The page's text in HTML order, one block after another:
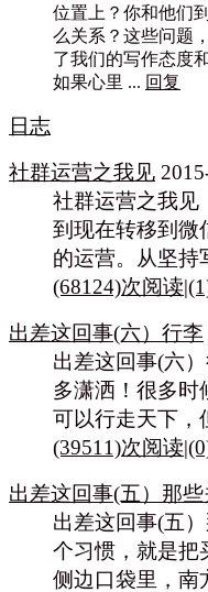
位置上？你和他们
么关系？这些问题
了我们的写作态度
如果心里 ... 回复
日志
社群运营之我见
社群运营之我
到现在转移到微
的运营。从坚持
(68124)次阅读|
出差这回事(六）行李
出差这回事(六
多潇洒！很多时
可以行走天下，
(39511)次阅读|
出差这回事(五）那
出差这回事(五
个习惯，就是把
侧边口袋里，南